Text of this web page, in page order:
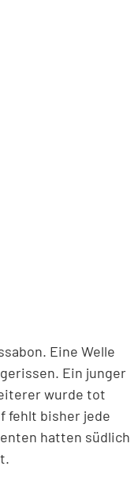
Eine Welle
Ein junger
wurde tot
fehlt bisher jede
hatten südlich